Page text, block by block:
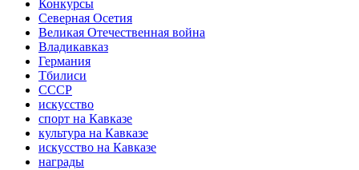
Конкурсы
Северная Осетия
Великая Отечественная война
Владикавказ
Германия
Тбилиси
СССР
искусство
спорт на Кавказе
культура на Кавказе
искусство на Кавказе
награды